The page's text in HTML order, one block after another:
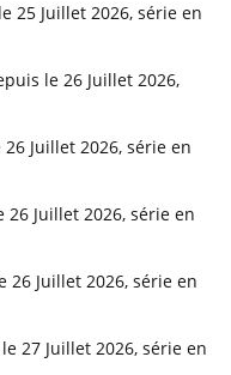
25 Juillet 2026, série en
le 26 Juillet 2026,
Juillet 2026, série en
26 Juillet 2026, série en
26 Juillet 2026, série en
27 Juillet 2026, série en